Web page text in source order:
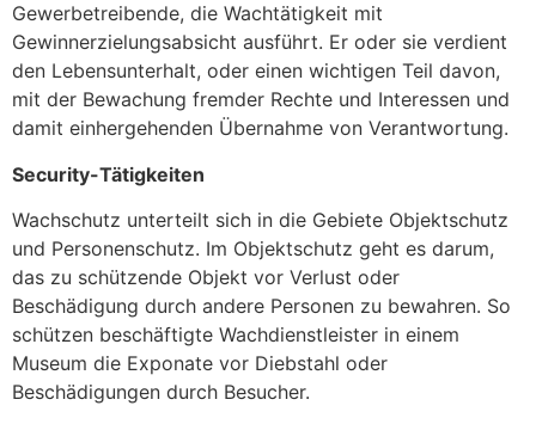
Gewerbetreibende, die Wachtätigkeit mit
Gewinnerzielungsabsicht ausführt. Er oder sie verdient
den Lebensunterhalt, oder einen wichtigen Teil davon,
mit der Bewachung fremder Rechte und Interessen und
damit einhergehenden Übernahme von Verantwortung.
Security-Tätigkeiten
Wachschutz unterteilt sich in die Gebiete Objektschutz
und Personenschutz. Im Objektschutz geht es darum,
das zu schützende Objekt vor Verlust oder
Beschädigung durch andere Personen zu bewahren. So
schützen beschäftigte Wachdienstleister in einem
Museum die Exponate vor Diebstahl oder
Beschädigungen durch Besucher.